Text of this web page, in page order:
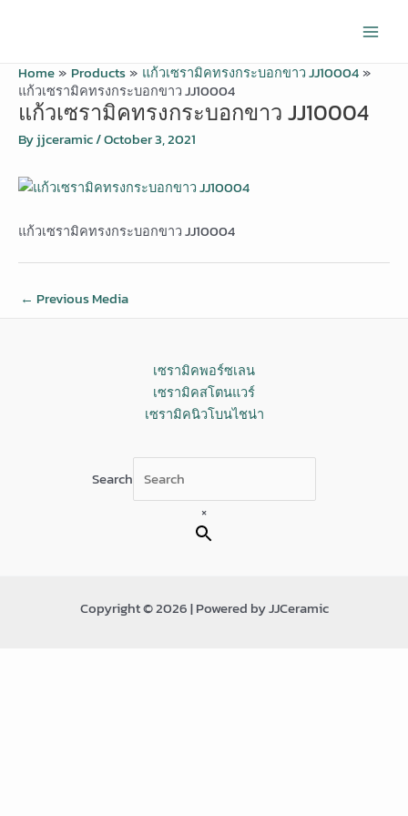
Home Products
แก้วเซรามิคทรงกระบอกขาว JJ10004
แก้วเซรามิคทรงกระบอกขาว JJ10004
แก้วเซรามิคทรงกระบอกขาว JJ10004
Byjjceramic/October 3, 2021
แก้วเซรามิคทรงกระบอกขาว JJ10004
← Previous Media
เซรามิคพอร์ซเลน
เซรามิคสโตนแวร์
เซรามิคนิวโบนไชน่า
Search
×
Copyright © 2026 | Powered by JJCeramic